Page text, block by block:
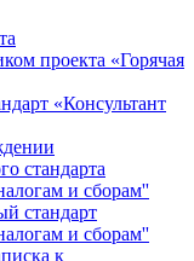
проекта «Горячая
«Консультант
стандарта
и сборам''
стандарт
и сборам''
к